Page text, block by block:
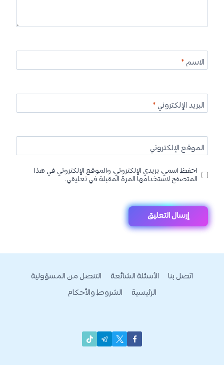
الاسم*
البريد الإلكتروني*
الموقع الإلكتروني
احفظ اسمي، بريدي الإلكتروني، والموقع الإلكتروني في هذا
المتصفح لاستخدامها المرة المقبلة في تعليقي.
اتصل بنا الأسئلة الشائعة
التنصل من المسؤولية
الرئيسية
الشروط والأحكام